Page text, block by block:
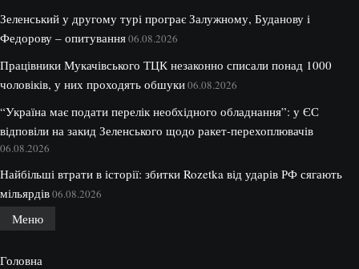
Зеленський у другому турі програє Залужному, Буданову і
Федорову – опитування06.08.2026
Працівники Мукачівського ТЦК незаконно списали понад 1000
чоловіків, у них проходять обшуки06.08.2026
“Україна має подати перелік необхідного обладнання”: у ЄС
відповіли на закид Зеленського щодо ракет-перехоплювачів
06.08.2026
Найбільші втрати в історії: збитки Rozetka від ударів РФ сягають
мільярдів06.08.2026
Меню
Головна